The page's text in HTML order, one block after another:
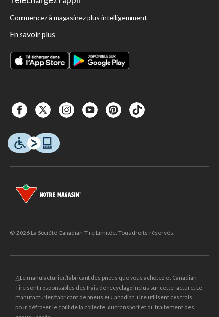
Commencez à magasinez plus intelligemment
En savoir plus
© 2026 La Société Canadian Tire Limitée. Tous droits réservés.
△Le manufacturier/fabricant des pneus que vous achetez et Canadian
Tire sont responsables des frais de recyclage inclus sur cette facture. Le
manufacturier/fabricant de pneus et Canadian Tire utilisent ces frais
pour défrayer le coût de la collecte, du transport et du traitement des